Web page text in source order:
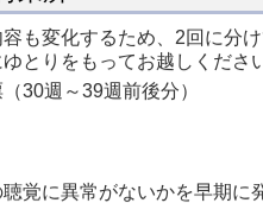
も変化するため、2回に分
とりをもってお越しくださ
30週～39週前後分）
覚に異常がないかを早期に